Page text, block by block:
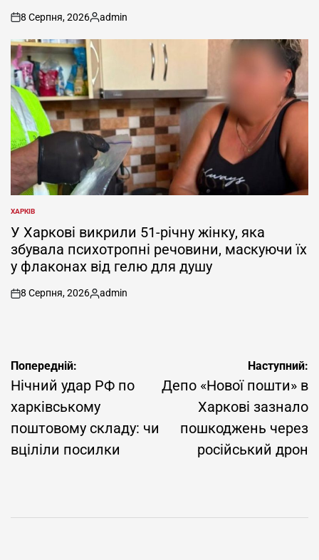
on
8 Серпня, 2026
Опубліковано
admin
ОПУБЛІКУВАТИ
У
ХАРКІВ
У Харкові викрили 51-річну жінку, яка
збувала психотропні речовини, маскуючи їх
у флаконах від гелю для душу
on
8 Серпня, 2026
Опубліковано
admin
Навігація
записів
Попередній:
Нічний удар РФ по
харківському
поштовому складу: чи
вціліли посилки
Наступний:
Депо «Нової пошти» в
Харкові зазнало
пошкоджень через
російський дрон